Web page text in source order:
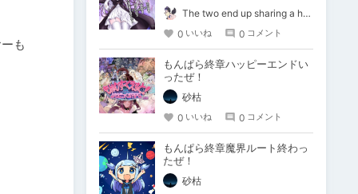
も
The two end up sharing a happy kiss【二人は幸せな接吻をして終了】
0 いいね 0 コメント
もんぱら終章ハッピーエンドい
ったぜ！
砂枯
0 いいね 0 コメント
もんぱら終章魔界ルート終わっ
たぜ！
砂枯